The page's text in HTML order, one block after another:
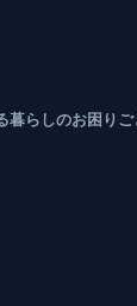
暮らしのお困り